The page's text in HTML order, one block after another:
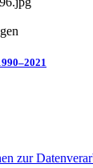
zur